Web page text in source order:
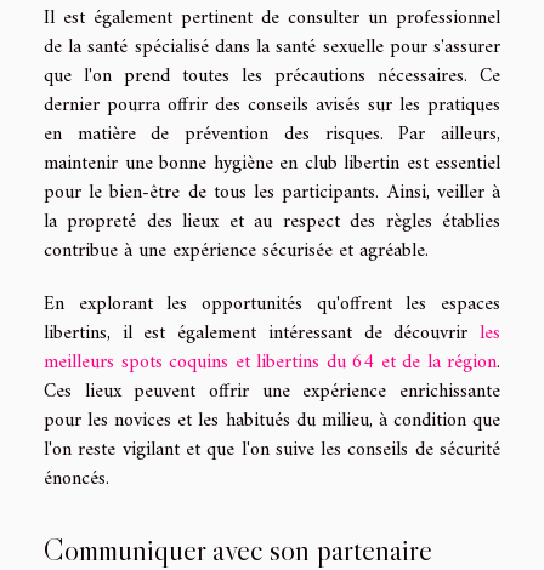
Il est également pertinent de consulter un professionnel
de la santé spécialisé dans la santé sexuelle pour s'assurer
que l'on prend toutes les précautions nécessaires. Ce
dernier pourra offrir des conseils avisés sur les pratiques
en matière de prévention des risques. Par ailleurs,
maintenir une bonne hygiène en club libertin est essentiel
pour le bien-être de tous les participants. Ainsi, veiller à
la propreté des lieux et au respect des règles établies
contribue à une expérience sécurisée et agréable.
En explorant les opportunités qu'offrent les espaces
libertins, il est également intéressant de découvrir les
meilleurs spots coquins et libertins du 64 et de la région.
Ces lieux peuvent offrir une expérience enrichissante
pour les novices et les habitués du milieu, à condition que
l'on reste vigilant et que l'on suive les conseils de sécurité
énoncés.
Communiquer avec son partenaire